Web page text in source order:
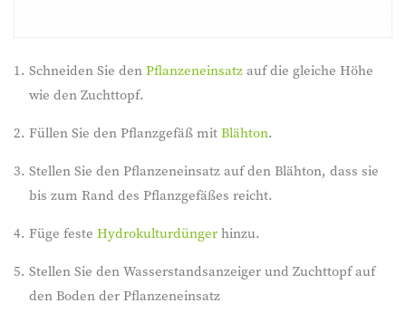
Schneiden Sie denPflanzeneinsatzauf die gleiche Höhe
wie den Zuchttopf.
Füllen Sie den Pflanzgefäß mitBlähton.
Stellen Sie den Pflanzeneinsatz auf den Blähton, dass sie
bis zum Rand des Pflanzgefäßes reicht.
Füge feste Hydrokulturdüngerhinzu.
Stellen Sie den Wasserstandsanzeiger und Zuchttopf auf
den Boden der Pflanzeneinsatz